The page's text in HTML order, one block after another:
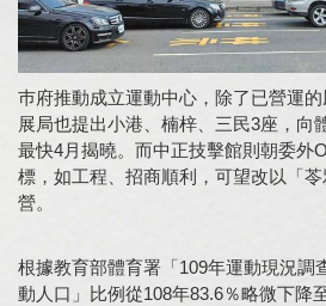
巿府推動成立運動中心，除了已營運
展局也提出小港、楠梓、三民3座，向
最快4月揭曉。而中正技擊館則朝委外
標，如工程、招商順利，可望改以「
營。
根據教育部體育署「109年運動現況調
動人口」比例從108年83.6％略微下降